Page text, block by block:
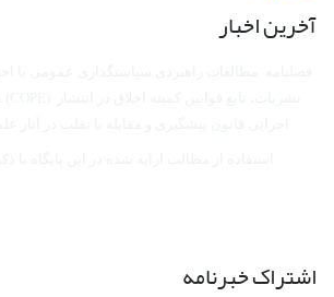
آخرین اخبار
اشتراک خبرنامه